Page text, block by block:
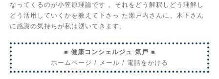
なってくるのが小笠原理論です 。それをどう解釈しどう理解し
どう活用していくかを教えて下さっ た瀬戸内さんに、木下さん
に感謝の気持ちが私は湧いてきます。
■ 健康コンシェルジュ 気戸 ■
ホームページ / メール / 電話をかける